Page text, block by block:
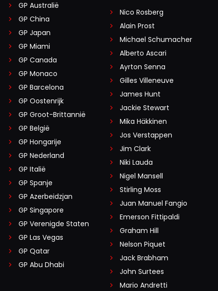
GP Australië
GP China
GP Japan
GP Miami
GP Canada
GP Monaco
GP Barcelona
GP Oostenrijk
GP Groot-Brittannië
GP België
GP Hongarije
GP Nederland
GP Italië
GP Spanje
GP Azerbeidzjan
GP Singapore
GP Verenigde Staten
GP Las Vegas
GP Qatar
GP Abu Dhabi
Nico Rosberg
Alain Prost
Michael Schumacher
Alberto Ascari
Ayrton Senna
Gilles Villeneuve
James Hunt
Jackie Stewart
Mika Häkkinen
Jos Verstappen
Jim Clark
Niki Lauda
Nigel Mansell
Stirling Moss
Juan Manuel Fangio
Emerson Fittipaldi
Graham Hill
Nelson Piquet
Jack Brabham
John Surtees
Mario Andretti